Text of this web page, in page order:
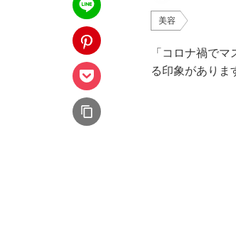
美容
「コロナ禍で
る印象がありま